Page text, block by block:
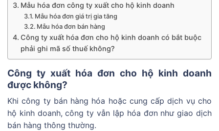
Mẫu hóa đơn công ty xuất cho hộ kinh doanh
Mẫu hóa đơn giá trị gia tăng
Mẫu hóa đơn bán hàng
Công ty xuất hóa đơn cho hộ kinh doanh có bắt buộc
phải ghi mã số thuế không?
Công ty xuất hóa đơn cho hộ kinh doanh
được không?
Khi công ty bán hàng hóa hoặc cung cấp dịch vụ cho
hộ kinh doanh, công ty vẫn lập hóa đơn như giao dịch
bán hàng thông thường.